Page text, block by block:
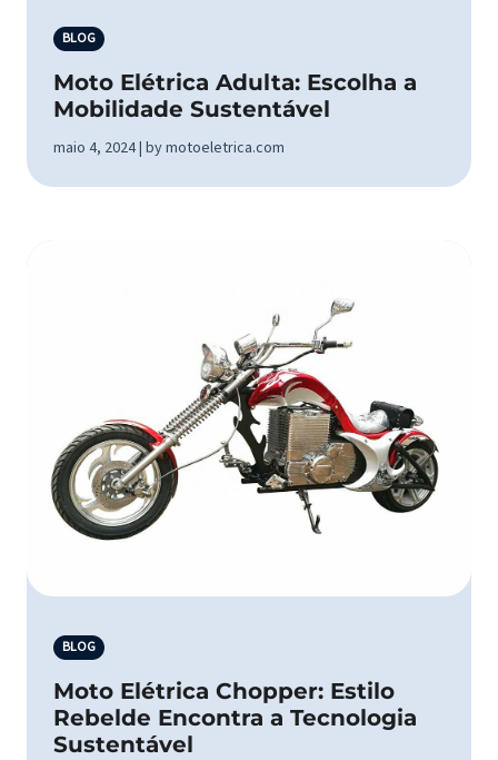
BLOG
Moto Elétrica Adulta: Escolha a
Mobilidade Sustentável
maio 4, 2024 | by motoeletrica.com
BLOG
Moto Elétrica Chopper: Estilo
Rebelde Encontra a Tecnologia
Sustentável